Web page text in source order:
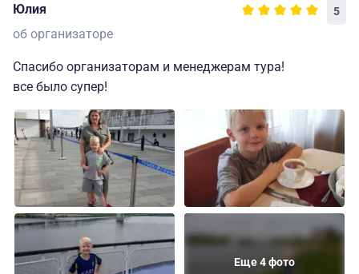
Юлия 5
об организаторе
Спасибо организаторам и менеджерам тура!
все было супер!
Еще 4 фото